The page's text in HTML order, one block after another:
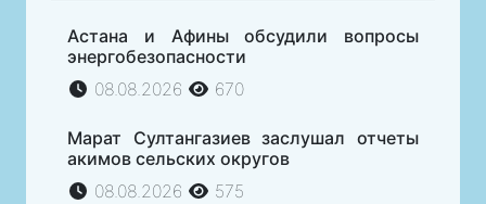
Астана и Афины обсудили вопросы
энергобезопасности
08.08.2026
670
Марат Султангазиев заслушал отчеты
акимов сельских округов
08.08.2026
575